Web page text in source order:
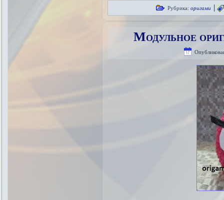
Рубрика: оригами |
Модульное